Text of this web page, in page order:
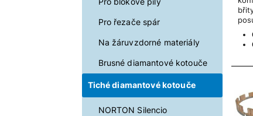
Pro řezače spár
Na žáruvzdorné materiály
Brusné diamantové kotouče
Tiché diamantové kotouče
NORTON Silencio